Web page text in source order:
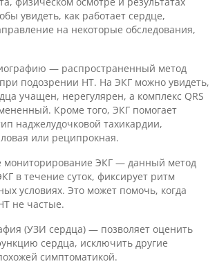
увидеть, как работает сердце,
на некоторые обследования,
— распространенный метод
подозрении НТ. На ЭКГ можно увидеть,
учащен, нерегулярен, а комплекс QRS
Кроме того, ЭКГ помогает
наджелудочковой тахикардии,
или реципрокная.
мониторирование ЭКГ — данный метод
в течение суток, фиксирует ритм
условиях. Это может помочь, когда
не частые.
(УЗИ сердца) — позволяет оценить
сердца, исключить другие
симптоматикой.